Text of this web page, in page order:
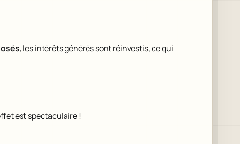
, les intérêts générés sont réinvestis, ce qui
est spectaculaire !